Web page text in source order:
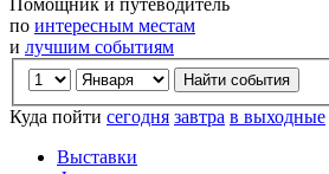
Помощник и путеводитель
по интересным местам
и лучшим событиям
Куда пойти сегодня завтра в выходные
Выставки